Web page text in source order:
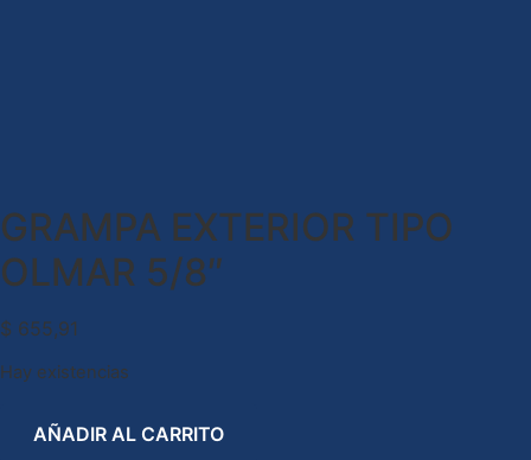
GRAMPA EXTERIOR TIPO
OLMAR 5/8″
$ 655,91
Hay existencias
AÑADIR AL CARRITO